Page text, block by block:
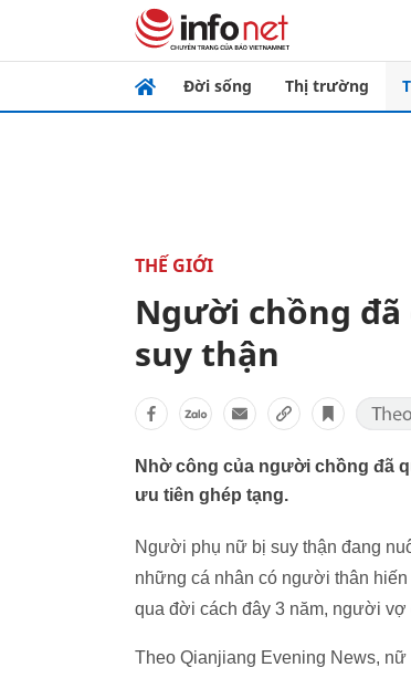
Đời sống Thị trường
THẾ GIỚI
Người chồng
suy thận
Nhờ công của người chồng đã
ưu tiên ghép tạng.
Người phụ nữ bị suy thận đang
những cá nhân có người thân
qua đời cách đây 3 năm, người
Theo Qianjiang Evening News,